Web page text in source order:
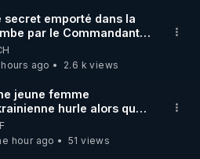
rdlr_thierrycasasnovas/
RGNR (stages,
secret emporté dans la
par le Commandant
le 25 juin 1997
hours ago
2.6 k views
jeune femme
hurle alors que
ptit ami est brutalement
par milice Zelensky
hour ago
51 views